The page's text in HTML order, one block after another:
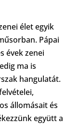
élet egyik
Pápai
évek zenei
ma is
hangulatát.
állomásait és
együtt a